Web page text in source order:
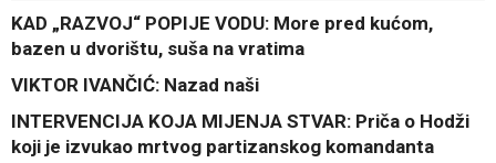
KAD „RAZVOJ“ POPIJE VODU: More pred kućom,
bazen u dvorištu, suša na vratima
VIKTOR IVANČIĆ: Nazad naši
INTERVENCIJA KOJA MIJENJA STVAR: Priča o Hodži
koji je izvukao mrtvog partizanskog komandanta